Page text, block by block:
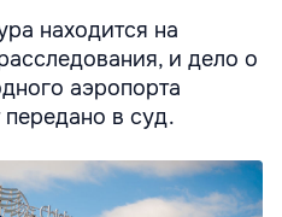
находится на
и дело о
аэропорта
в суд.